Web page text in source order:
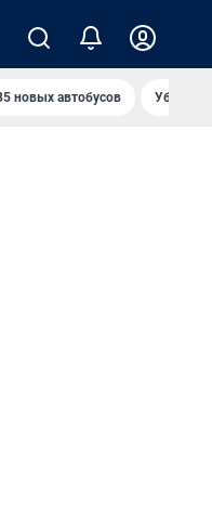
новых автобусов Убийца